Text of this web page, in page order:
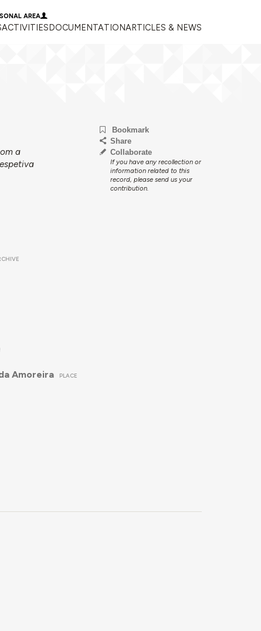
AREA
ACTIVITIESDOCUMENTATIONARTICLES & NEWS
a
Bookmark
Share
Collaborate
If you have any recollection or
information related to this
record, please send us your
contribution.
Amoreira PLACE